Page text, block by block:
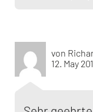
von
12. May